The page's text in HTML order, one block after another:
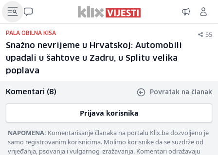
PALA OBILNA KIŠA 55
Snažno nevrijeme u Hrvatskoj: Automobili
upadali u šahtove u Zadru, u Splitu velika
poplava
Komentari (8) Povratak na članak
Prijava korisnika
NAPOMENA: Komentarisanje članaka na portalu Klix.ba dozvoljeno je
samo registrovanim korisnicima. Molimo korisnike da se suzdrže od
vrijeđanja, psovanja i vulgarnog izražavanja. Komentari odražavaju